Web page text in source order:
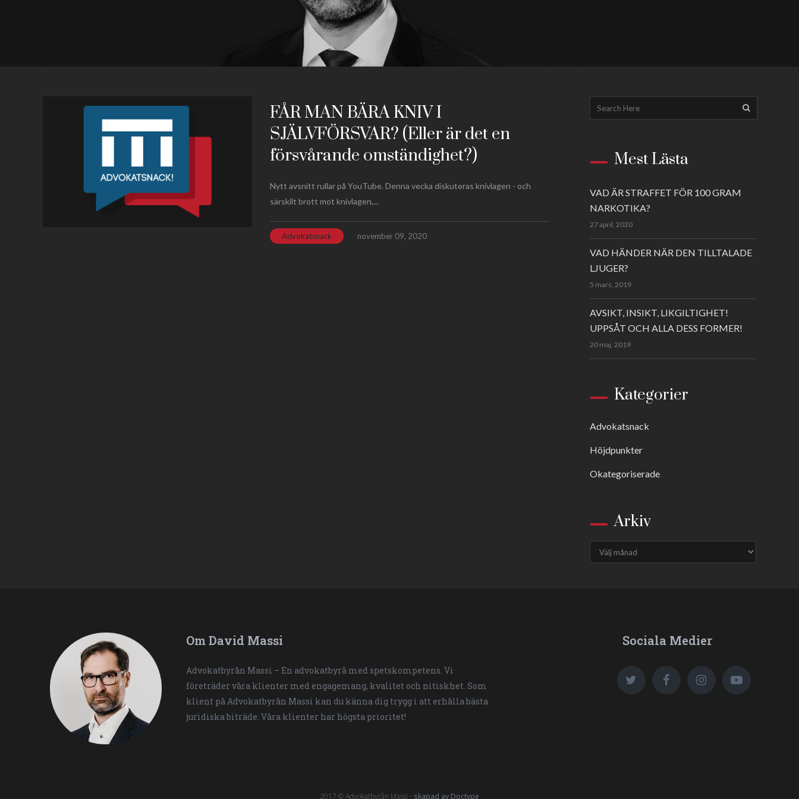
FÅR MAN BÄRA KNIV I
SJÄLVFÖRSVAR? (Eller är det en
försvårande omständighet?)
Nytt avsnitt rullar på YouTube. Denna vecka diskuteras knivlagen - och
särskilt brott mot knivlagen,...
Advokatsnack november 09, 2020
Mest Lästa
VAD ÄR STRAFFET FÖR 100 GRAM
NARKOTIKA?
27 april, 2020
VAD HÄNDER NÄR DEN TILLTALADE
LJUGER?
5 mars, 2019
AVSIKT, INSIKT, LIKGILTIGHET!
UPPSÅT OCH ALLA DESS FORMER!
20 maj, 2019
Kategorier
Advokatsnack
Höjdpunkter
Okategoriserade
Arkiv
Om David Massi
Advokatbyrån Massi – En advokatbyrå med spetskompetens. Vi
företräder våra klienter med engagemang, kvalitet och nitiskhet. Som
klient på Advokatbyrån Massi kan du känna dig trygg i att erhålla bästa
juridiska biträde. Våra klienter har högsta prioritet!
Sociala Medier
2017 © Advokatbyrån Massi - skapad av Doctype